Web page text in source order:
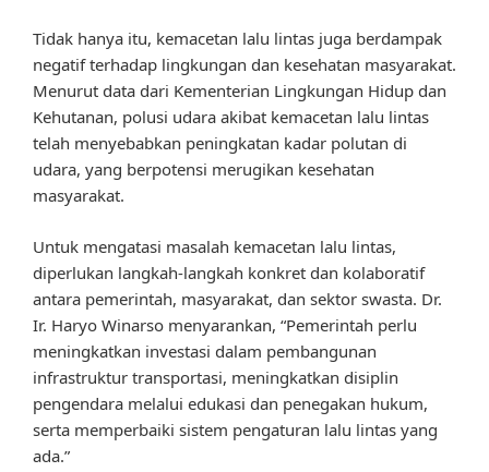
Tidak hanya itu, kemacetan lalu lintas juga berdampak
negatif terhadap lingkungan dan kesehatan masyarakat.
Menurut data dari Kementerian Lingkungan Hidup dan
Kehutanan, polusi udara akibat kemacetan lalu lintas
telah menyebabkan peningkatan kadar polutan di
udara, yang berpotensi merugikan kesehatan
masyarakat.
Untuk mengatasi masalah kemacetan lalu lintas,
diperlukan langkah-langkah konkret dan kolaboratif
antara pemerintah, masyarakat, dan sektor swasta. Dr.
Ir. Haryo Winarso menyarankan, “Pemerintah perlu
meningkatkan investasi dalam pembangunan
infrastruktur transportasi, meningkatkan disiplin
pengendara melalui edukasi dan penegakan hukum,
serta memperbaiki sistem pengaturan lalu lintas yang
ada.”